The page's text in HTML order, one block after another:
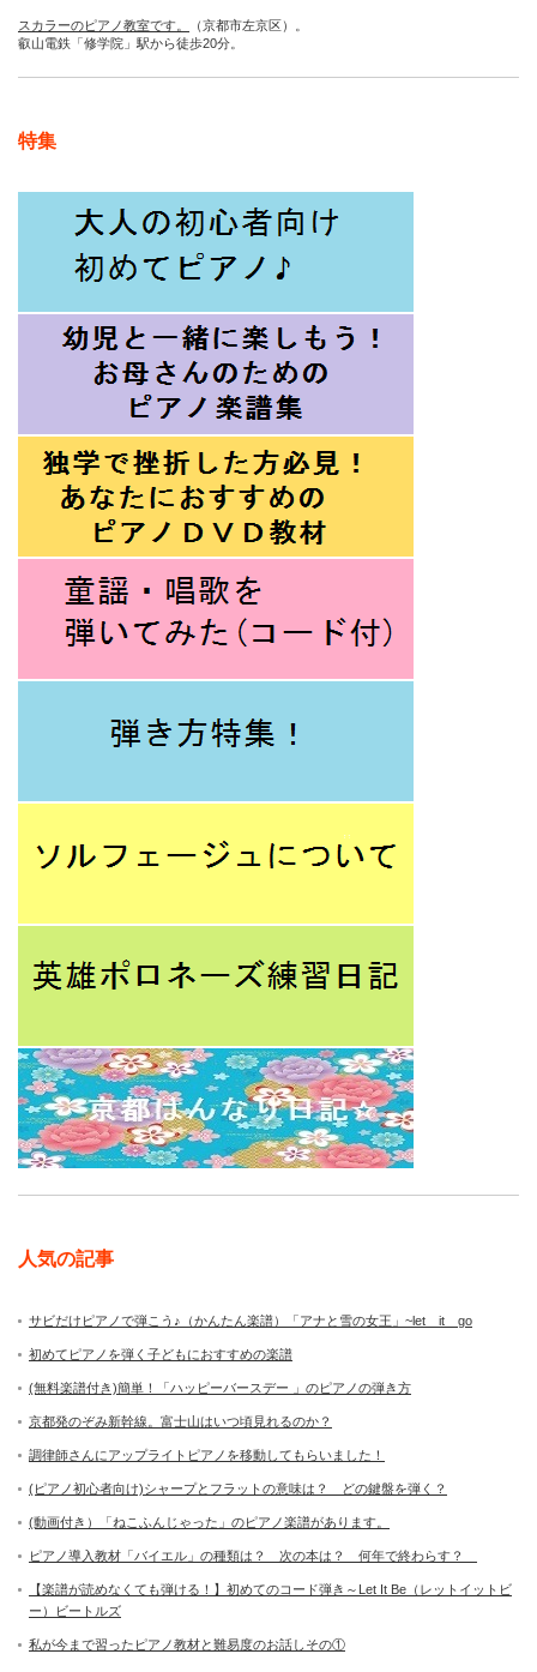
スカラーのピアノ教室です。
（京都市左京区）。
叡山電鉄「修学院」駅から徒歩20分。
特集
人気の記事
サビだけピアノで弾こう♪（かんたん楽譜）「アナと雪の女王」~let it go
初めてピアノを弾く子どもにおすすめの楽譜
(無料楽譜付き)簡単！「ハッピーバースデー 」のピアノの弾き方
京都発のぞみ新幹線。富士山はいつ頃見れるのか？
調律師さんにアップライトピアノを移動してもらいました！
(ピアノ初心者向け)シャープとフラットの意味は？ どの鍵盤を弾く？
(動画付き）「ねこふんじゃった」のピアノ楽譜があります。
ピアノ導入教材「バイエル」の種類は？ 次の本は？ 何年で終わらす？
【楽譜が読めなくても弾ける！】初めてのコード弾き～Let It Be（レットイットビ
ー）ビートルズ
私が今まで習ったピアノ教材と難易度のお話しその①